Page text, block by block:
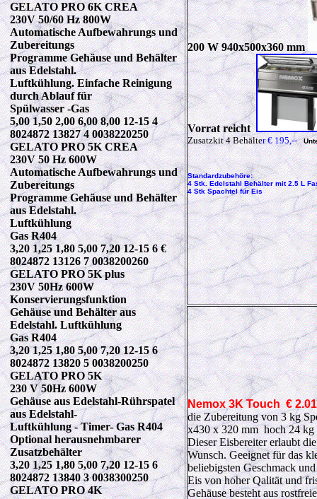
GELATO PRO 6K CREA
230V 50/60 Hz 800W
Automatische Aufbewahrungs und
Zubereitungs
Programme Gehäuse und Behälter
aus Edelstahl.
Luftkühlung. Einfache Reinigung
durch Ablauf für
Spülwasser -Gas
5,00 1,50 2,00 6,00 8,00 12-15 4
8024872 13827 4 0038220250
GELATO PRO 5K CREA
230V 50 Hz 600W
Automatische Aufbewahrungs und
Zubereitungs
Programme Gehäuse und Behälter
aus Edelstahl.
Luftkühlung
Gas R404
3,20 1,25 1,80 5,00 7,20 12-15 6 €
8024872 13126 7 0038200260
GELATO PRO 5K plus
230V 50Hz 600W
Konservierungsfunktion
Gehäuse und Behälter aus
Edelstahl. Luftkühlung
Gas R404
3,20 1,25 1,80 5,00 7,20 12-15 6
8024872 13820 5 0038200250
GELATO PRO 5K
230 V 50Hz 600W
Gehäuse aus Edelstahl-Rührspatel
aus Edelstahl-
Luftkühlung - Timer- Gas R404
Optional herausnehmbarer
Zusatzbehälter
3,20 1,25 1,80 5,00 7,20 12-15 6
8024872 13840 3 0038300250
GELATO PRO 4K
200 W 940x500x360 mm
Vorrat reicht
Zusatzkit 4 Behälter € 195,--
Standardzubehöre:
4 Stk. Edelstahl Behälter mit 2.5 L
4 Stk Spachtel für Eis
Nemox3K Touch €
die Zubereitung von 3 kg
x430 x 320 mm hoch 24
Dieser Eisbereiter erlaubt
Wunsch. Geeignet für das
beliebigsten Geschmack
Eis von hoher Qalität und
Gehäuse besteht aus